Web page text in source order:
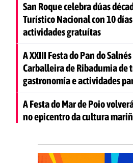
San Roque celebra dúas
Turístico Nacional con 10
actividades gratuítas
A XXIII Festa do Pan do
Carballeira de Ribadumia de
gastronomía e actividades
A Festa do Mar de Poio
no epicentro da cultura